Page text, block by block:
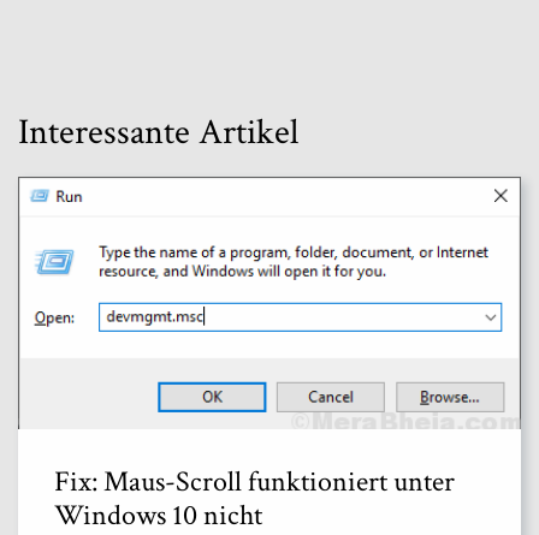
Interessante Artikel
Fix: Maus-Scroll funktioniert unter
Windows 10 nicht